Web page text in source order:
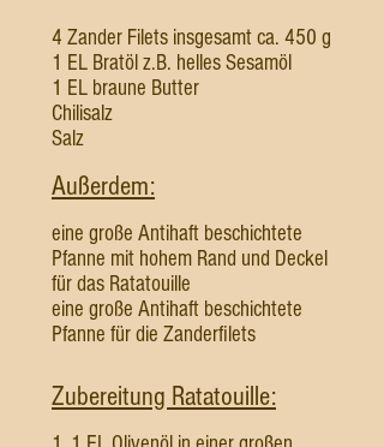
4 Zander Filets insgesamt ca. 450 g
1 EL Bratöl z.B. helles Sesamöl
1 EL braune Butter
Chilisalz
Salz
Außerdem:
eine große Antihaft beschichtete
Pfanne mit hohem Rand und Deckel
für das Ratatouille
eine große Antihaft beschichtete
Pfanne für die Zanderfilets
Zubereitung Ratatouille: